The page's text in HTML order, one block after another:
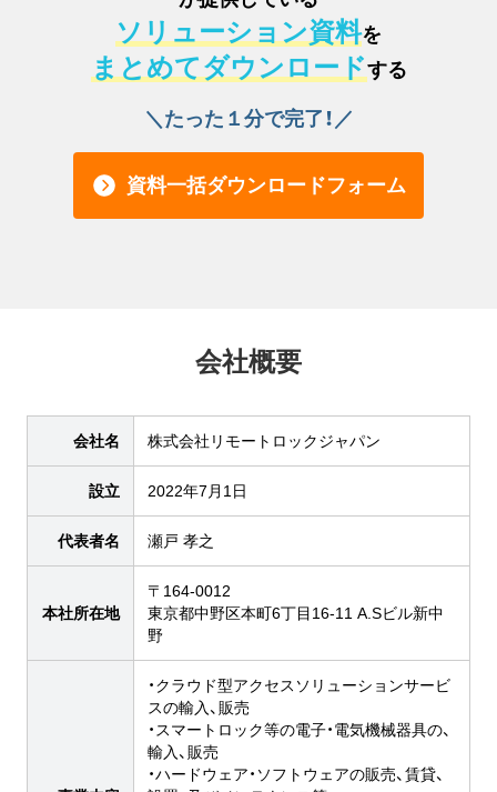
ソリューション資料を
まとめてダウンロードする
＼たった１分で完了！／
資料一括ダウンロードフォーム
会社概要
会社名 株式会社リモートロックジャパン
設立 2022年7月1日
代表者名 瀬戸 孝之
本社所在地
〒164-0012
東京都中野区本町6丁目16-11 A.Sビル新中
野
・クラウド型アクセスソリューションサービ
スの輸入、販売
・スマートロック等の電子・電気機械器具の、
輸入、販売
・ハードウェア・ソフトウェアの販売、賃貸、